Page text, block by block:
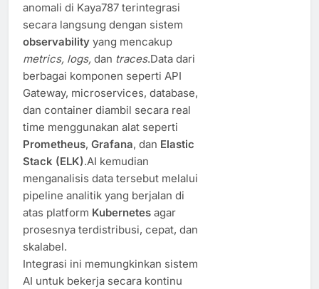
anomali di Kaya787 terintegrasi
secara langsung dengan sistem
observability yang mencakup
metrics, logs, dan traces.Data dari
berbagai komponen seperti API
Gateway, microservices, database,
dan container diambil secara real
time menggunakan alat seperti
Prometheus, Grafana, dan Elastic
Stack (ELK).AI kemudian
menganalisis data tersebut melalui
pipeline analitik yang berjalan di
atas platform Kubernetes agar
prosesnya terdistribusi, cepat, dan
skalabel.
Integrasi ini memungkinkan sistem
AI untuk bekerja secara kontinu